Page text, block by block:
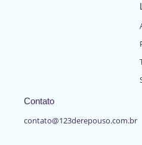
Contato
contato@123derepouso.com.br